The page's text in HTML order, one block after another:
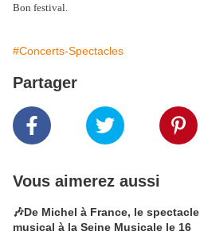
Bon festival.
#Concerts-Spectacles
Partager
Vous aimerez aussi
🎶De Michel à France, le spectacle
musical à la Seine Musicale le 16